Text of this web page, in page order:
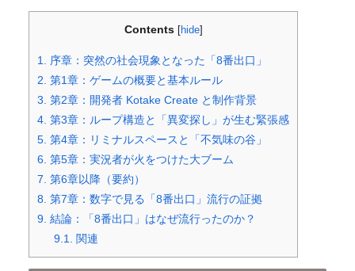
Contents [hide]
1.
序章：突然の社会現象となった「8番出口」
2. 第1章：ゲームの概要と基本ルール
3. 第2章：開発者 Kotake Create と制作背景
4. 第3章：ループ構造と「異変探し」が生む緊張感
5. 第4章：リミナルスペースと「不気味の谷」
6. 第5章：実況者が火をつけた大ブーム
7. 第6章以降（要約）
8. 第7章：数字で見る「8番出口」流行の証拠
9. 結論：「8番出口」はなぜ流行ったのか？
9.1.
関連